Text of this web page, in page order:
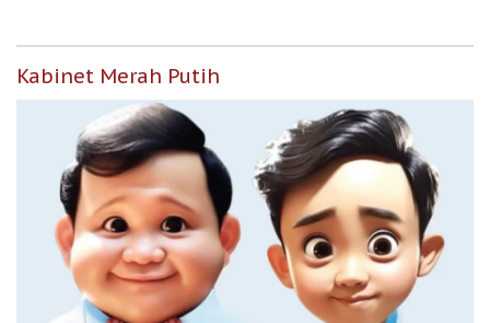
Kabinet Merah Putih